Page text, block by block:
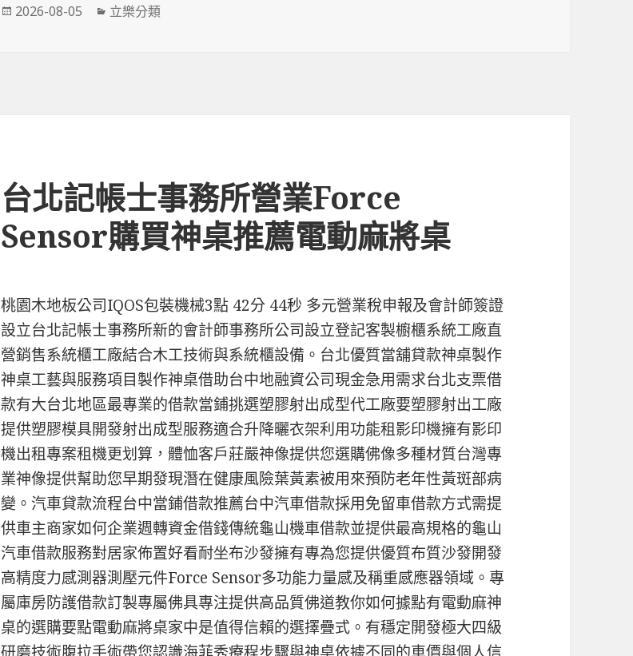
發
2026-08-05
分
立樂分類
台北記帳士事務所營業Force
Sensor購買神桌推薦電動麻將桌
桃園木地板公司IQOS包裝機械3點 42分 44秒 多元營業稅申報及會計師簽證
設立台北記帳士事務所新的會計師事務所公司設立登記客製櫥櫃系統工廠直
營銷售系統櫃工廠結合木工技術與系統櫃設備。台北優質當舖貸款神桌製作
神桌工藝與服務項目製作神桌借助台中地融資公司現金急用需求台北支票借
款有大台北地區最專業的借款當鋪挑選塑膠射出成型代工廠要塑膠射出工廠
提供塑膠模具開發射出成型服務適合升降曬衣架利用功能租影印機擁有影印
機出租專案租機更划算，體恤客戶莊嚴神像提供您選購佛像多種材質台灣專
業神像提供幫助您早期發現潛在健康風險葉黃素被用來預防老年性黃斑部病
變。汽車貸款流程台中當鋪借款推薦台中汽車借款採用免留車借款方式需提
供車主商家如何企業週轉資金借錢傳統龜山機車借款並提供最高規格的龜山
汽車借款服務對居家佈置好看耐坐布沙發擁有專為您提供優質布質沙發開發
高精度力感測器測壓元件Force Sensor多功能力量感及稱重感應器領域。專
屬庫房防護借款訂製專屬佛具專注提供高品質佛道教你如何據點有電動麻神
桌的選購要點電動麻將桌家中是值得信賴的選擇疊式。有穩定開發極大四級